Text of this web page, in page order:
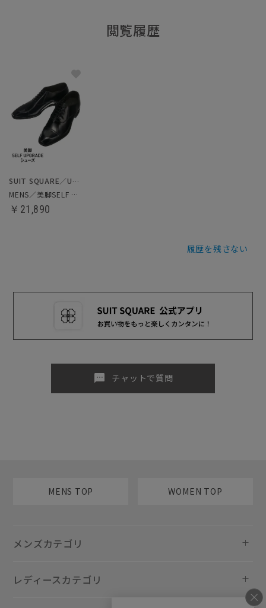
閲覧履歴
SUIT SQUARE／UNIVERSAL LANGUAGE
MENS／美脚SELF UPGRADEシューズ
￥21,890
履歴を残さない
sms チャットで質問
MENS TOP WOMEN TOP
メンズカテゴリ
レディースカテゴリ